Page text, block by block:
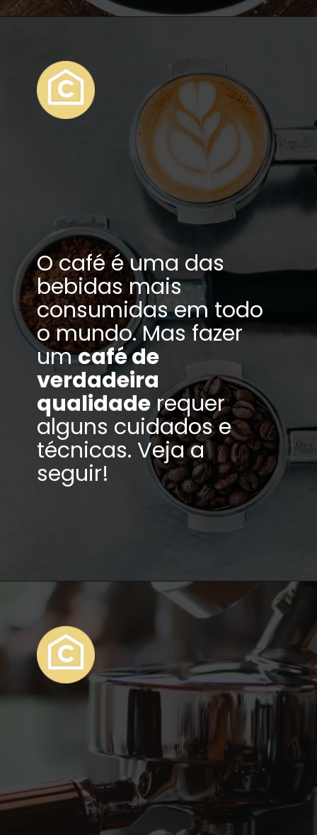
O café é uma das
bebidas mais
consumidas em todo
o mundo. Mas fazer
umcafé de
verdadeira
qualidaderequer
alguns cuidados e
técnicas. Veja a
seguir!